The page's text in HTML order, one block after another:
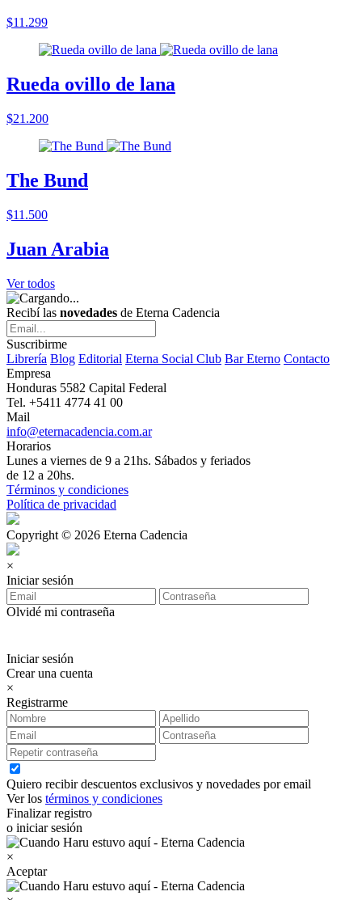
$11.299
Rueda ovillo de lana
$21.200
The Bund
$11.500
Juan Arabia
Ver todos
Recibí las novedades de Eterna Cadencia
Suscribirme
Librería Blog Editorial Eterna Social Club Bar Eterno Contacto
Empresa
Honduras 5582 Capital Federal
Tel. +5411 4774 41 00
Mail
info@eternacadencia.com.ar
Horarios
Lunes a viernes de 9 a 21hs. Sábados y feriados
de 12 a 20hs.
Términos y condiciones
Política de privacidad
Copyright © 2026 Eterna Cadencia
×
Iniciar sesión
Olvidé mi contraseña
Iniciar sesión
Crear una cuenta
×
Registrarme
Quiero recibir descuentos exclusivos y novedades por email
Ver los términos y condiciones
Finalizar registro
o iniciar sesión
×
Aceptar